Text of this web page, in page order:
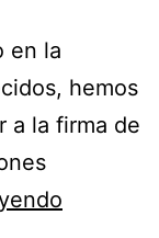
en la
hemos
a la firma de